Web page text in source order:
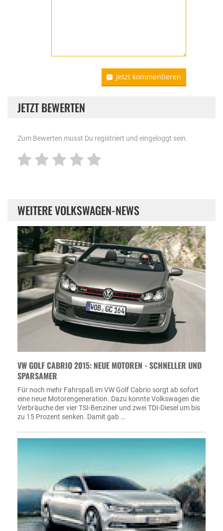
Jetzt kommentieren
JETZT BEWERTEN
Zum Bewerten musst Du registriert und eingeloggt sein.
WEITERE VOLKSWAGEN-NEWS
VW GOLF CABRIO 2015: NEUE MOTOREN - SCHNELLER UND
SPARSAMER
Für noch mehr Fahrspaß im VW Golf Cabrio sorgt ab sofort
eine neue Motorengeneration. Dazu konnte Volkswagen die
Verbräuche der vier TSI-Benziner und zwei TDI-Diesel um bis
zu 15 Prozent senken. Damit gab …